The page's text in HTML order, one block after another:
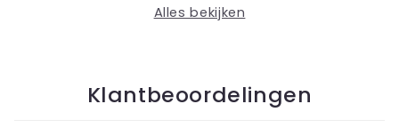
Alles bekijken
Klantbeoordelingen